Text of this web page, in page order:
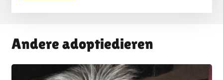
Andere adoptiedieren